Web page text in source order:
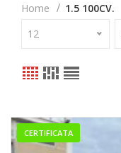
Home
1.5 100CV.
12
CERTIFICATA